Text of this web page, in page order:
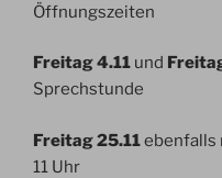
Öffnungszeiten
Freitag 4.11 und
Sprechstunde
Freitag 25.11ebenfalls
11 Uhr